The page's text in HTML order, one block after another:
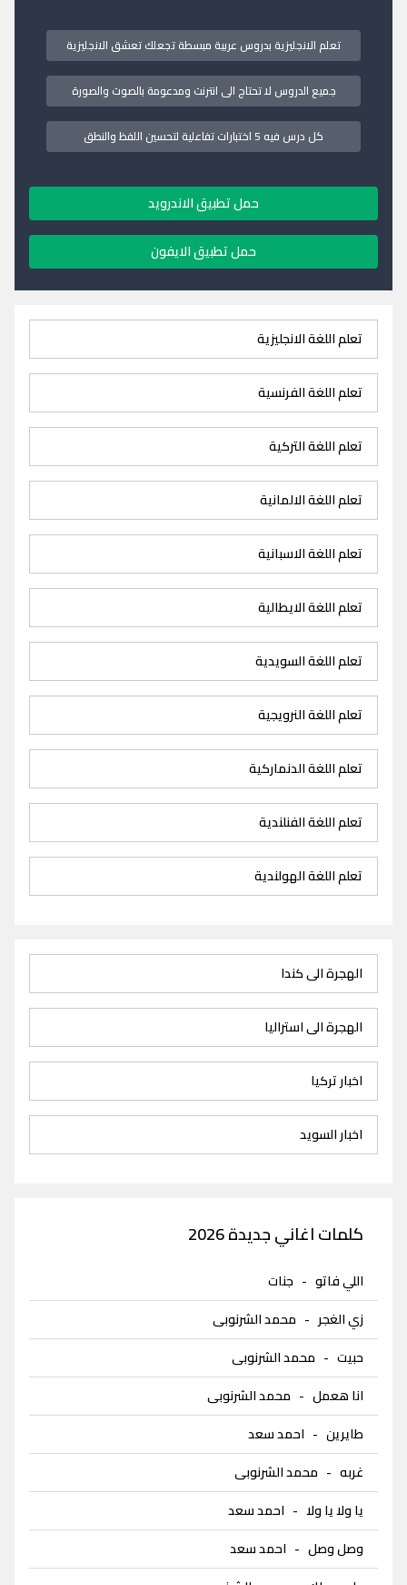
تعلم الانجليزية بدروس عربية مبسطة تجعلك تعشق الانجليزية
جميع الدروس لا تحتاج الى انترنت ومدعومة بالصوت والصورة
كل درس فيه 5 اختبارات تفاعلية لتحسين اللفظ والنطق
حمل تطبيق الاندرويد
حمل تطبيق الايفون
تعلم اللغة الانجليزية
تعلم اللغة الفرنسية
تعلم اللغة التركية
تعلم اللغة الالمانية
تعلم اللغة الاسبانية
تعلم اللغة الايطالية
تعلم اللغة السويدية
تعلم اللغة النرويجية
تعلم اللغة الدنماركية
تعلم اللغة الفنلندية
تعلم اللغة الهولندية
الهجرة الى كندا
الهجرة الى استراليا
اخبار تركيا
اخبار السويد
كلمات اغاني جديدة 2026
اللي فاتو - جنات
زي الغجر- محمد الشرنوبى
حبيت - محمد الشرنوبى
انا هعمل - محمد الشرنوبى
طايرين - احمد سعد
غربه - محمد الشرنوبى
يا ولا يا ولا - احمد سعد
وصل وصل - احمد سعد